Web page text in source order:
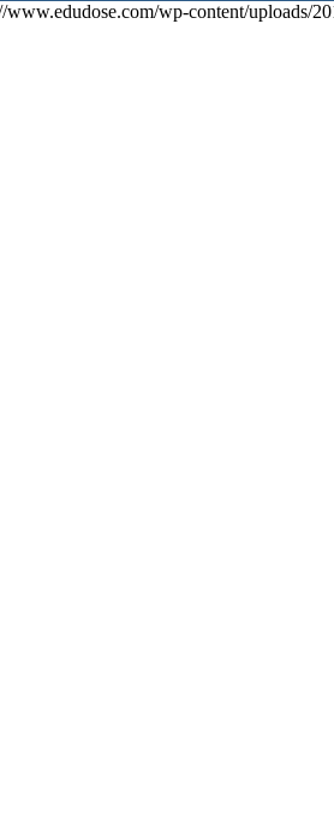
www.edudose.com/wp-content/uploads/